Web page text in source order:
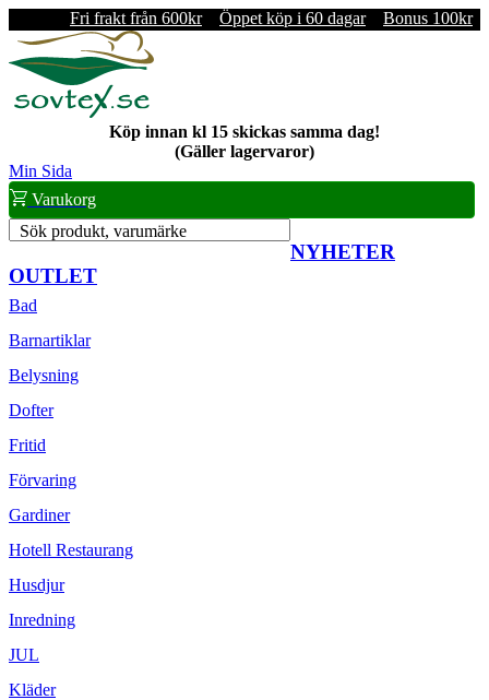
Fri frakt från 600kr Öppet köp i 60 dagar Bonus 100kr
Köp innan kl 15 skickas samma dag!
(Gäller lagervaror)
Min Sida
Varukorg
Sök produkt, varumärke
NYHETER
OUTLET
Bad
Barnartiklar
Belysning
Dofter
Fritid
Förvaring
Gardiner
Hotell Restaurang
Husdjur
Inredning
JUL
Kläder